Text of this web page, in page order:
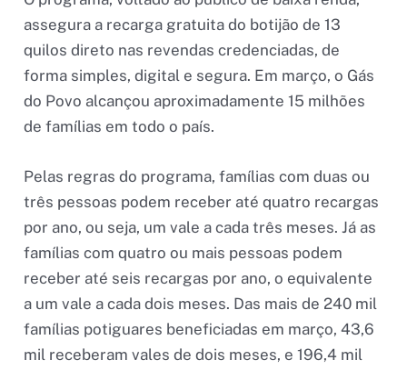
assegura a recarga gratuita do botijão de 13
quilos direto nas revendas credenciadas, de
forma simples, digital e segura. Em março, o Gás
do Povo alcançou aproximadamente 15 milhões
de famílias em todo o país.
Pelas regras do programa, famílias com duas ou
três pessoas podem receber até quatro recargas
por ano, ou seja, um vale a cada três meses. Já as
famílias com quatro ou mais pessoas podem
receber até seis recargas por ano, o equivalente
a um vale a cada dois meses. Das mais de 240 mil
famílias potiguares beneficiadas em março, 43,6
mil receberam vales de dois meses, e 196,4 mil